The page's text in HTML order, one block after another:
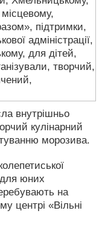
внутрішньо
кулінарний
морозива.
для юних
на
центрі «Вільні